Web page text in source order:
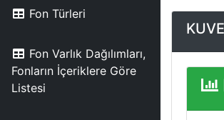
Fon Türleri
Fon Varlık Dağılımları,
Fonların İçeriklere Göre
Listesi